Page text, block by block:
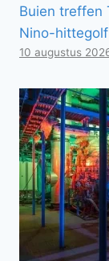
Buien treffen
Nino-
10 augustus